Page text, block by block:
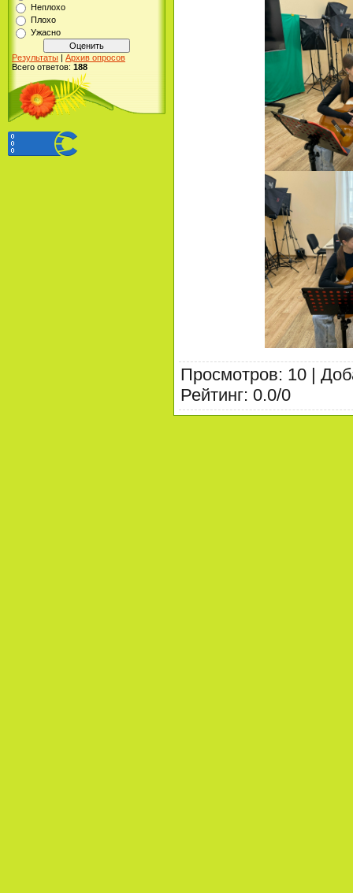
Неплохо
Плохо
Ужасно
Результаты | Архив опросов
Всего ответов: 188
Просмотров: 10 |
Рейтинг: 0.0/0